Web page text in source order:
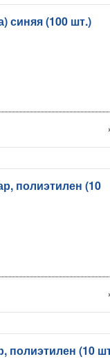
синяя (100 шт.)
полиэтилен (10
полиэтилен (10